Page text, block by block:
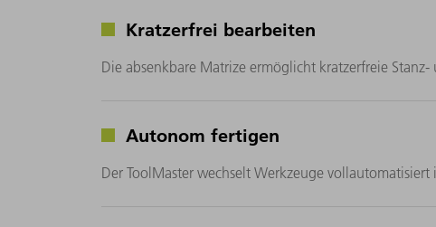
Kratzerfrei bearbeiten
Die absenkbare Matrize ermöglicht kratzerfreie
Autonom fertigen
Der ToolMaster wechselt Werkzeuge